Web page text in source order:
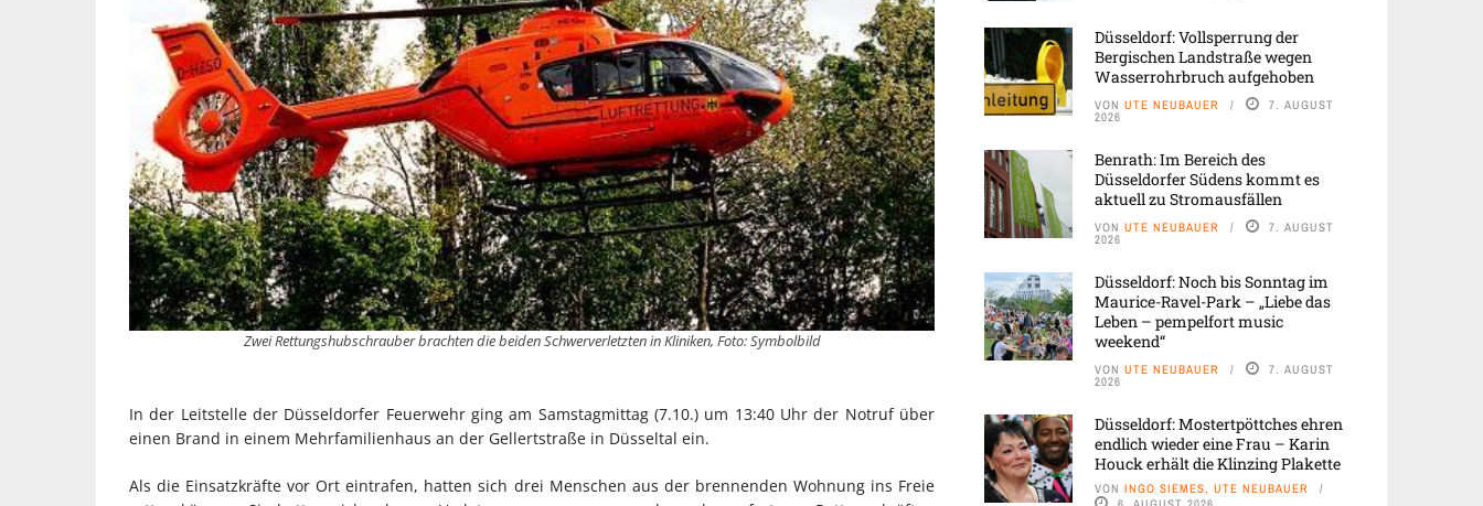
Zwei Rettungshubschrauber brachten die beiden Schwerverletzten in Kliniken, Foto: Symbolbild
In der Leitstelle der Düsseldorfer Feuerwehr ging am Samstagmittag (7.10.) um 13:40 Uhr der Notruf über
einen Brand in einem Mehrfamilienhaus an der Gellertstraße in Düsseltal ein.
Als die Einsatzkräfte vor Ort eintrafen, hatten sich drei Menschen aus der brennenden Wohnung ins Freie
Düsseldorf: Vollsperrung der
Bergischen Landstraße wegen
Wasserrohrbruch aufgehoben
VON UTE NEUBAUER 7. AUGUST
2026
Benrath: Im Bereich des
Düsseldorfer Südens kommt es
aktuell zu Stromausfällen
VON UTE NEUBAUER 7. AUGUST
2026
Düsseldorf: Noch bis Sonntag im
Maurice-Ravel-Park – „Liebe das
Leben – pempelfort music
weekend“
VON UTE NEUBAUER 7. AUGUST
2026
Düsseldorf: Mostertpöttches ehren
endlich wieder eine Frau – Karin
Houck erhält die Klinzing Plakette
VON INGO SIEMES, UTE NEUBAUER